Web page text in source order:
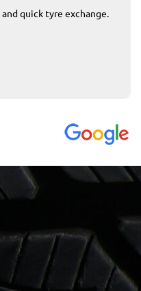
quick tyre exchange.